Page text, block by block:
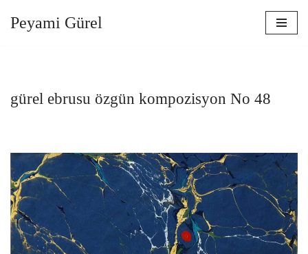
Peyami Gürel
gürel ebrusu özgün kompozisyon No 48